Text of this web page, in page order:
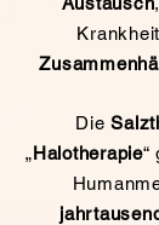
Die
„Halotherapie“